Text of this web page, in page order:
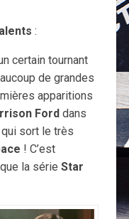
:
certain tournant
de grandes
apparitions
Ford dans
sort le très
! C’est
la série Star